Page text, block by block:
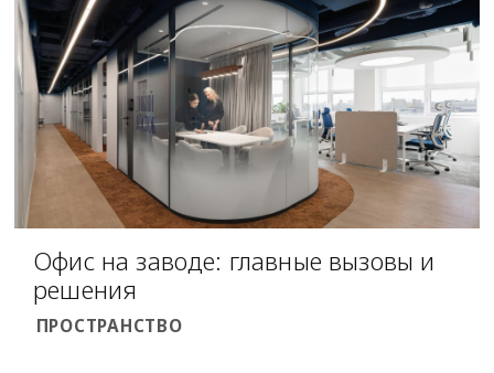
Офис на заводе: главные вызовы и
решения
ПРОСТРАНСТВО